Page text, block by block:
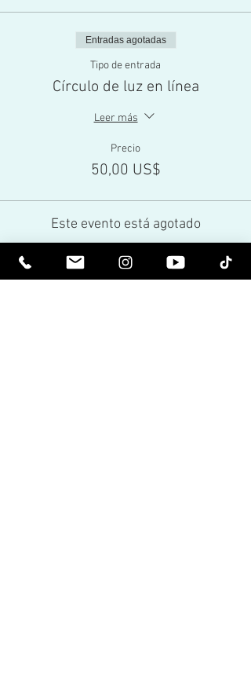
Entradas agotadas
Tipo de entrada
Círculo de luz en línea
Leer más
Precio
50,00 US$
Este evento está agotado
Share This Event